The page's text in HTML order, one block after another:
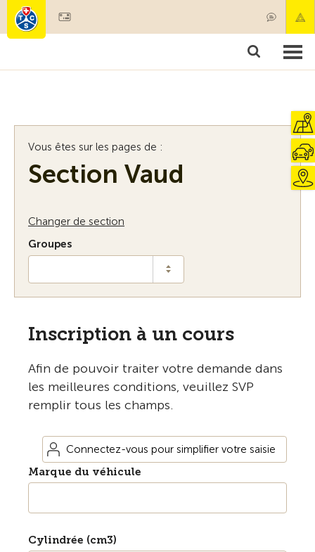
Membres & prestations
Vous êtes sur les pages de :
Section Vaud
Changer de section
Groupes
Inscription à un cours
Afin de pouvoir traiter votre demande dans
les meilleures conditions, veuillez SVP
remplir tous les champs.
Connectez-vous pour simplifier votre saisie
Marque du véhicule
Cylindrée (cm3)